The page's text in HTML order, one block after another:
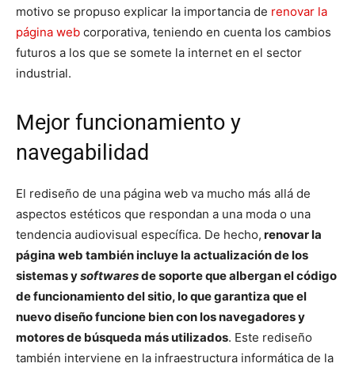
motivo se propuso explicar la importancia de renovar la
página web corporativa, teniendo en cuenta los cambios
futuros a los que se somete la internet en el sector
industrial.
Mejor funcionamiento y
navegabilidad
El rediseño de una página web va mucho más allá de
aspectos estéticos que respondan a una moda o una
tendencia audiovisual específica. De hecho, renovar la
página web también incluye la actualización de los
sistemas ysoftwaresde soporte que albergan el código
de funcionamiento del sitio, lo que garantiza que el
nuevo diseño funcione bien con los navegadores y
motores de búsqueda más utilizados. Este rediseño
también interviene en la infraestructura informática de la